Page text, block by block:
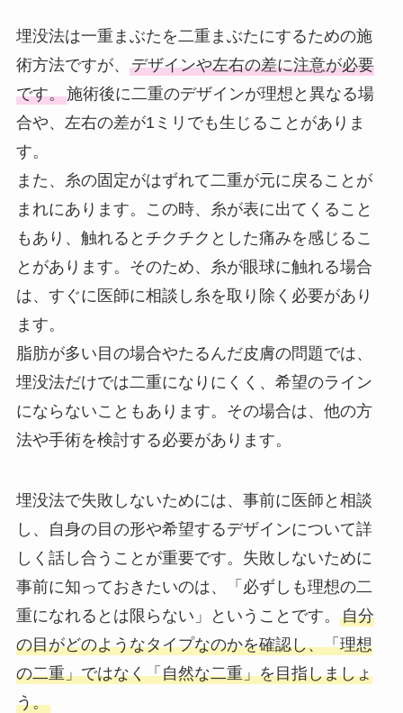
埋没法は一重まぶたを二重まぶたにするための施
術方法ですが、 デザインや左右の差に注意が必要
です。施術後に二重のデザインが理想と異なる場
合や、左右の差が1ミリでも生じることがありま
す。
また、糸の固定がはずれて二重が元に戻ることが
まれにあります。この時、糸が表に出てくること
もあり、触れるとチクチクとした痛みを感じるこ
とがあります。そのため、糸が眼球に触れる場合
は、すぐに医師に相談し糸を取り除く必要があり
ます。
脂肪が多い目の場合やたるんだ皮膚の問題では、
埋没法だけでは二重になりにくく、希望のライン
にならないこともあります。その場合は、他の方
法や手術を検討する必要があります。
埋没法で失敗しないためには、事前に医師と相談
し、自身の目の形や希望するデザインについて詳
しく話し合うことが重要です。失敗しないために
事前に知っておきたいのは、「必ずしも理想の二
重になれるとは限らない」ということです。 自分
の目がどのようなタイプなのかを確認し、「理想
の二重」ではなく「自然な二重」を目指しましょ
う。